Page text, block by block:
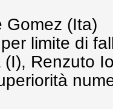
Gomez (Ita)
limite di
Renzuto